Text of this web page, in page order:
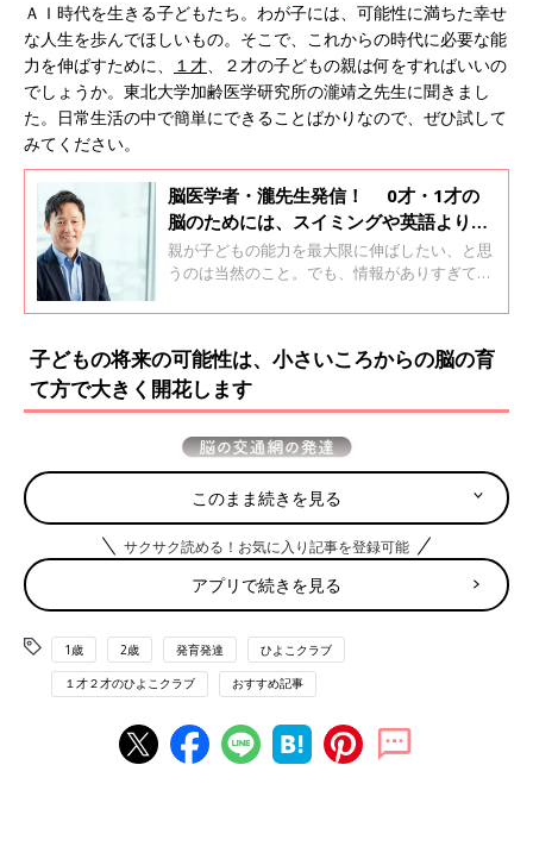
ＡＩ時代を生きる子どもたち。わが子には、可能性に満ちた幸せ
な人生を歩んでほしいもの。そこで、これからの時代に必要な能
力を伸ばすために、
１才、２才の子どもの親は何をすればいいの
でしょうか。東北大学加齢医学研究所の瀧靖之先生に聞きまし
た。日常生活の中で簡単にできることばかりなので、ぜひ試して
みてください。
脳医学者・瀧先生発信！ 0才・1才の
脳のためには、スイミングや英語より
も、大切なことがある
親が子どもの能力を最大限に伸ばしたい、と思
うのは当然のこと。でも、情報がありすぎて何
はず。そこで、数々のヒット本を生み出し、脳
先生に「今、親は何をすべきか」お聞きしまし
た。
子どもの将来の可能性は、小さいころからの脳の育
て方で大きく開花します
このまま続きを見る
サクサク読める！お気に入り記事を登録可能
アプリで続きを見る
1歳 2歳 発育発達 ひよこクラブ
１才２才のひよこクラブ おすすめ記事